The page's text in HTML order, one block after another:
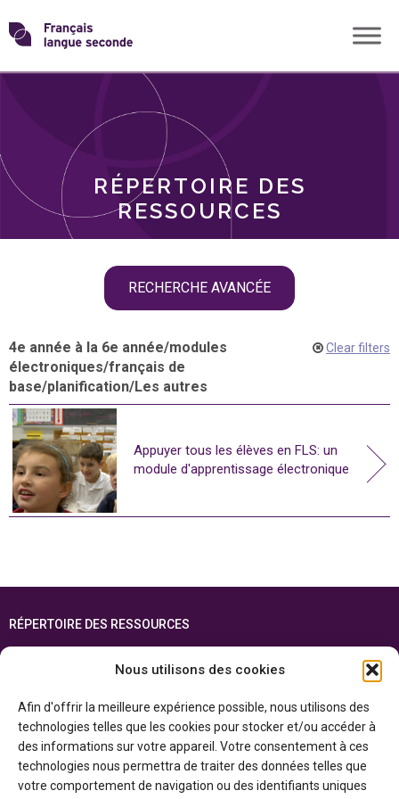
Nous utilisons des cookies
Afin d'offrir la meilleure expérience possible, nous utilisons des
technologies telles que les cookies pour stocker et/ou accéder à
des informations sur votre appareil. Votre consentement à ces
technologies nous permettra de traiter des données telles que
votre comportement de navigation ou des identifiants uniques
Skip
toTransformons
langue
RÉPERTOIRE DES
RESSOURCES
RECHERCHE AVANCÉE
THÈMES
4e année à la 6e année/modules
électroniques/français de
base/planification/Les autres
Clear filters
Appuyer tous les élèves en FLS: un
module d'apprentissage électronique
RÉPERTOIRE DES RESSOURCES
ENGLISH
Cette ressource est réalisée grâce au soutien financier du gouvernement de
l’Ontario et du gouvernement duCanada par l’entremise du ministère du
Patrimoine canadien